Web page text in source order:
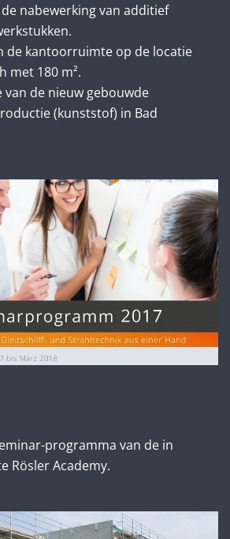
nabewerking van additief
de kantoorruimte op de locatie
met 180 m².
van de nieuw gebouwde
(kunststof) in Bad
programma van de in
Rösler Academy.